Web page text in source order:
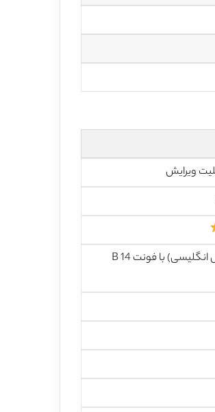
37 صفحه (1 صفحه رفرنس انگلیسی) با فونت 14 B